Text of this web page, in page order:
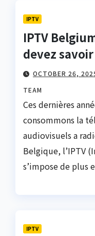
IPTV
IPTV
devez savoir
OCTOBER 26,
TEAM
Ces dernières
consommons la
audiovisuels a
Belgique, l’IPTV
s’impose de plus
IPTV